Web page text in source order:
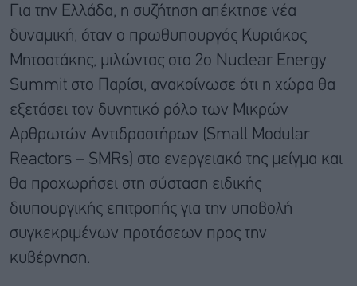
Για την Ελλάδα, η συζήτηση απέκτησε νέα
δυναμική, όταν ο πρωθυπουργός Κυριάκος
Μητσοτάκης, μιλώντας στο 2ο Nuclear Energy
Summit στο Παρίσι, ανακοίνωσε ότι η χώρα θα
εξετάσει τον δυνητικό ρόλο των Μικρών
Αρθρωτών Αντιδραστήρων (Small Modular
Reactors – SMRs) στο ενεργειακό της μείγμα και
θα προχωρήσει στη σύσταση ειδικής
διυπουργικής επιτροπής για την υποβολή
συγκεκριμένων προτάσεων προς την
κυβέρνηση.